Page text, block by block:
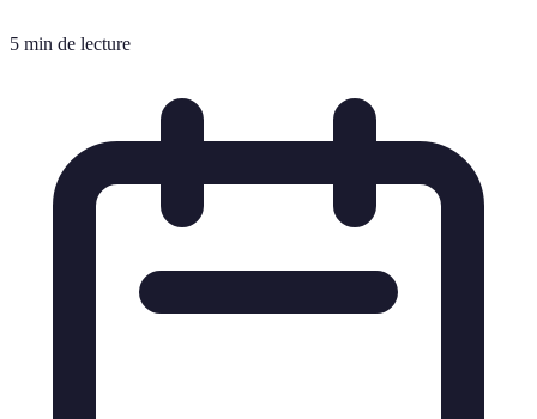
5 min de lecture